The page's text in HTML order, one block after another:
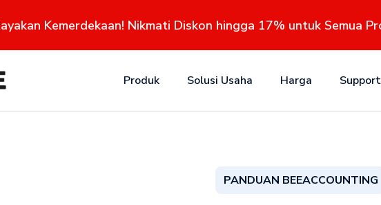
Kemerdekaan! Nikmati Diskon hingga 17% untuk Semua
Produk Solusi Usaha Harga Support
PANDUAN BEEACCOUNTING